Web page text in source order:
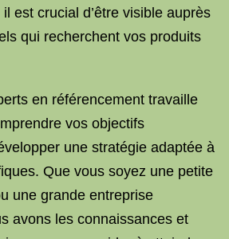
est crucial d’être visible auprès
qui recherchent vos produits
en référencement travaille
vos objectifs
une stratégie adaptée à
Que vous soyez une petite
une grande entreprise
avons les connaissances et